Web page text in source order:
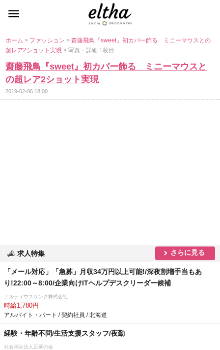
ホーム> ファッション>齋藤飛鳥『sweet』初カバー飾る ミニーマウスとの
超レア2ショット実現> 写真・詳細 1枚目
齋藤飛鳥『sweet』初カバー飾る ミニーマウスと
の超レア2ショット実現
2019-02-06 18:00
求人特集 さらに見る
「メール対応」「急募」月収34万円以上可能!/深夜割増手当もあ
り!22:00～8:00/企業向けITヘルプデスクリーダー候補
アルティウスリンク株式会社
時給1,780円
アルバイト・パート / 契約社員 / 北海道
経験・年齢不問/生活支援スタッフ/夜勤
社会福祉法人正夢の会